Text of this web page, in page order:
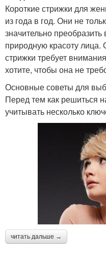
Короткие стрижки для
из года в год. Они не
значительно
природную красоту
стрижки требует
хотите, чтобы она не
Основные советы для
Перед тем как решиться
учитывать несколько
читать дальше →